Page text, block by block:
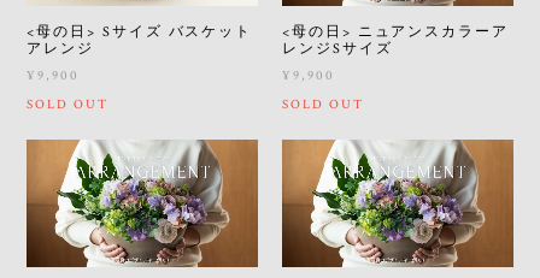
<母の日> Sサイズ バスケット
アレンジ
¥9,900
SOLD OUT
<母の日> ニュアンスカラーア
レンジSサイズ
¥9,900
SOLD OUT